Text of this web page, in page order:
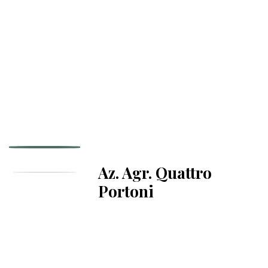
Az. Agr. Quattro
Portoni